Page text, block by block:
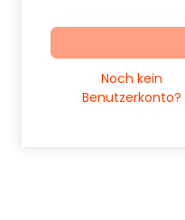
Noch kein
Benutzerkonto?